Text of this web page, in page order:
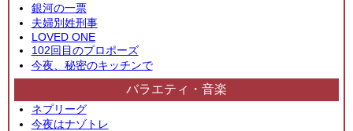
銀河の一票
夫婦別姓刑事
LOVED ONE
102回目のプロポーズ
今夜、秘密のキッチンで
バラエティ・音楽
ネプリーグ
今夜はナゾトレ